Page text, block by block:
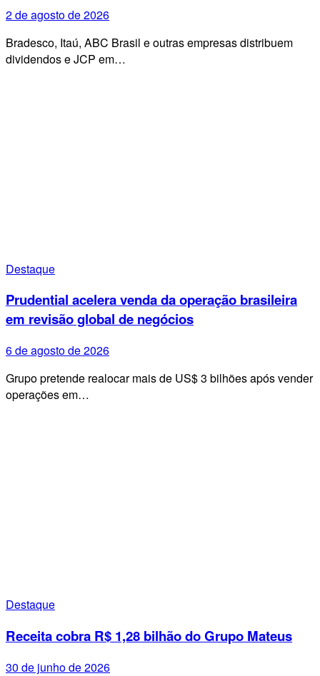
2 de agosto de 2026
Bradesco, Itaú, ABC Brasil e outras empresas distribuem
dividendos e JCP em…
Destaque
Prudential acelera venda da operação brasileira
em revisão global de negócios
6 de agosto de 2026
Grupo pretende realocar mais de US$ 3 bilhões após vender
operações em…
Destaque
Receita cobra R$ 1,28 bilhão do Grupo Mateus
30 de junho de 2026